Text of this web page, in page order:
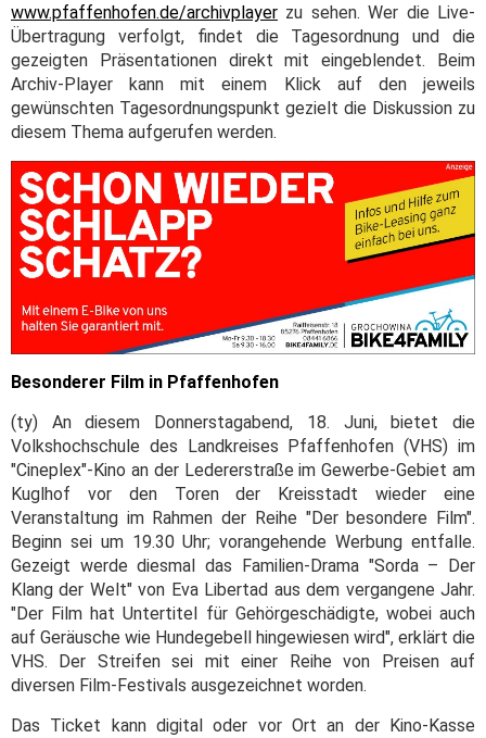
www.pfaffenhofen.de/archivplayer zu sehen. Wer die Live-
Übertragung verfolgt, findet die Tagesordnung und die
gezeigten Präsentationen direkt mit eingeblendet. Beim
Archiv-Player kann mit einem Klick auf den jeweils
gewünschten Tagesordnungspunkt gezielt die Diskussion zu
diesem Thema aufgerufen werden.
Besonderer Film in Pfaffenhofen
(ty) An diesem Donnerstagabend, 18. Juni, bietet die
Volkshochschule des Landkreises Pfaffenhofen (VHS) im
"Cineplex"-Kino an der Ledererstraße im Gewerbe-Gebiet am
Kuglhof vor den Toren der Kreisstadt wieder eine
Veranstaltung im Rahmen der Reihe "Der besondere Film".
Beginn sei um 19.30 Uhr; vorangehende Werbung entfalle.
Gezeigt werde diesmal das Familien-Drama "Sorda – Der
Klang der Welt" von Eva Libertad aus dem vergangene Jahr.
"Der Film hat Untertitel für Gehörgeschädigte, wobei auch
auf Geräusche wie Hundegebell hingewiesen wird", erklärt die
VHS. Der Streifen sei mit einer Reihe von Preisen auf
diversen Film-Festivals ausgezeichnet worden.
Das Ticket kann digital oder vor Ort an der Kino-Kasse